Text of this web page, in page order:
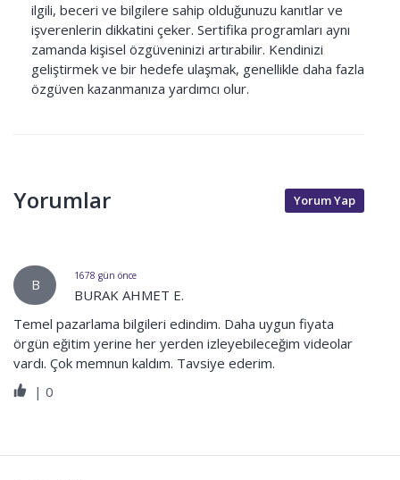
ilgili, beceri ve bilgilere sahip olduğunuzu kanıtlar ve
işverenlerin dikkatini çeker. Sertifika programları aynı
zamanda kişisel özgüveninizi artırabilir. Kendinizi
geliştirmek ve bir hedefe ulaşmak, genellikle daha fazla
özgüven kazanmanıza yardımcı olur.
Yorumlar Yorum Yap
B 1678 gün önce
BURAK AHMET E.
Temel pazarlama bilgileri edindim. Daha uygun fiyata
örgün eğitim yerine her yerden izleyebileceğim videolar
vardı. Çok memnun kaldım. Tavsiye ederim.
| 0